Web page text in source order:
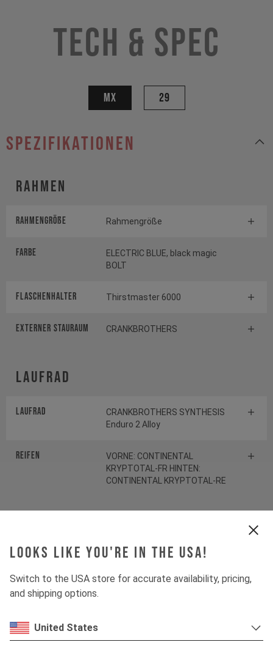
Looks like you're in the USA!
Switch to the USA store for accurate availability, pricing,
and shipping options.
United States
Tech & Spec
MX 29
Spezifikationen
Rahmen
Rahmengröße Rahmengröße
Farbe
ELECTRIC BLUE, black magic
BOLT
FLASCHENHALTER Thirstmaster 6000
EXTERNER STAURAUM CRANKBROTHERS
Laufrad
Laufrad
CRANKBROTHERS SYNTHESIS
Enduro 2 Alloy
Reifen
VORNE: CONTINENTAL
KRYPTOTAL-FR HINTEN:
CONTINENTAL KRYPTOTAL-RE
Dämpfer
Antrieb